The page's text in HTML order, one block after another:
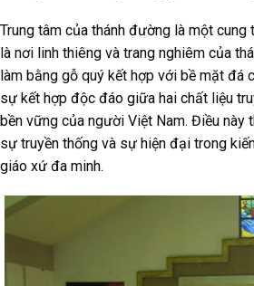
Trung tâm của thánh đường là một cung
là nơi linh thiêng và trang nghiêm của
làm bằng gỗ quý kết hợp với bề mặt đá
sự kết hợp độc đáo giữa hai chất liệu
bền vững của người Việt Nam. Điều này
sự truyền thống và sự hiện đại trong
giáo xứ đa minh.